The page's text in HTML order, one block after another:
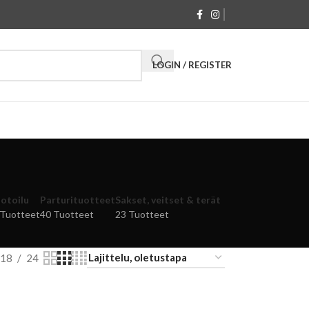
LOGIN / REGISTER
Parturituotteet
40 Tuotteet
Sakset, veitset & terät
23 Tuotteet
18 24